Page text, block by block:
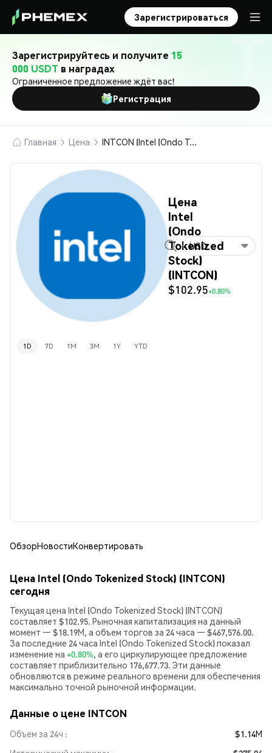
Зарегистрироваться
Зарегистрируйтесь и получите 15
000 USDT в наградах
Ограниченное предложение ждёт вас!
Регистрация
Главная Цена INTCON (Intel (Ondo Tokenized Stock))
Цена
Intel
(Ondo
Tokenized
Stock)
(INTCON)
$102.95+0.80%
USD
1D 7D 1M 3M 1Y YTD
ОбзорНовостиКонвертировать
Цена Intel (Ondo Tokenized Stock) (INTCON)
сегодня
Текущая цена Intel (Ondo Tokenized Stock) (INTCON)
составляет $102.95. Рыночная капитализация на данный
момент — $18.19M, а объем торгов за 24 часа — $467,576.00.
За последние 24 часа Intel (Ondo Tokenized Stock) показал
изменение на +0.80%, а его циркулирующее предложение
составляет приблизительно 176,677.73. Эти данные
обновляются в режиме реального времени для обеспечения
максимально точной рыночной информации.
Данные о цене INTCON
Объем за 24ч
$1.14M